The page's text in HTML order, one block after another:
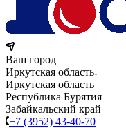
Ваш город
Иркутская область
Иркутская область
Республика Бурятия
Забайкальский край
+7 (3952) 43-40-70